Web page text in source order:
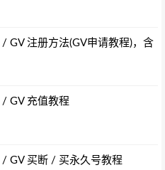
GV 注册方法(GV申请教程)，含
GV 充值教程
/ GV 买断 / 买永久号教程